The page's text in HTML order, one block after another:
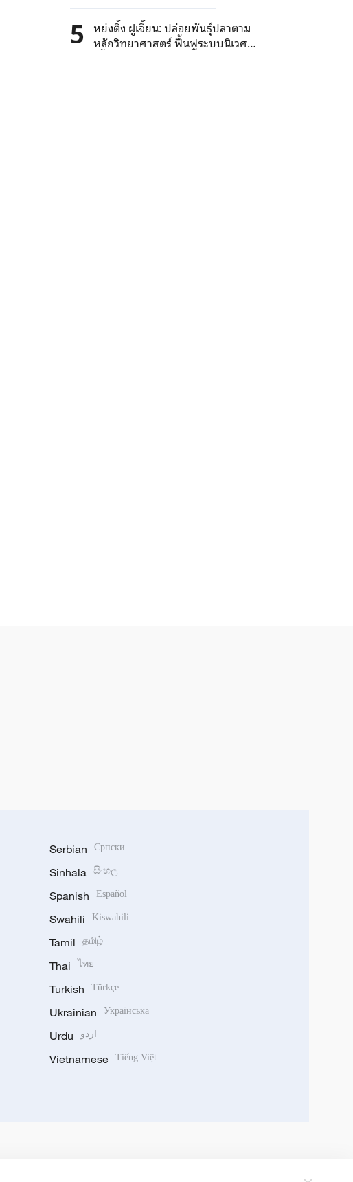
5 หย่งติ้ง ฝูเจี้ยน: ปล่อยพันธุ์ปลาตาม
หลักวิทยาศาสตร์ ฟื้นฟูระบบนิเวศ
Serbian Српски
Sinhala සිංහල
Spanish Español
Swahili Kiswahili
Tamil தமிழ்
Thai ไทย
Turkish Türkçe
Ukrainian Українська
Urdu اردو
Vietnamese Tiếng Việt